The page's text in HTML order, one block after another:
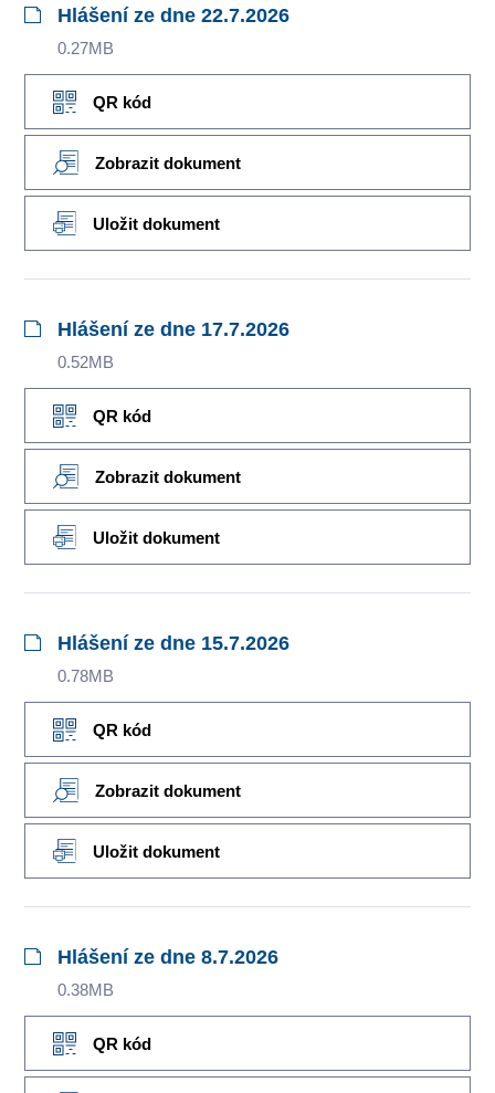
Hlášení ze dne 22.7.2026
0.27MB
QR kód
Zobrazit dokument
Uložit dokument
Hlášení ze dne 17.7.2026
0.52MB
QR kód
Zobrazit dokument
Uložit dokument
Hlášení ze dne 15.7.2026
0.78MB
QR kód
Zobrazit dokument
Uložit dokument
Hlášení ze dne 8.7.2026
0.38MB
QR kód